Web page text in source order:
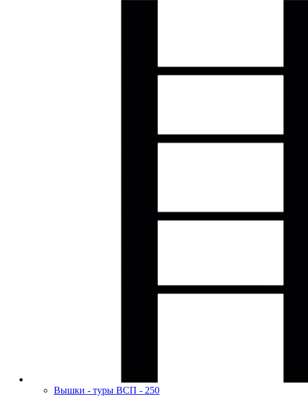
Вышки - туры ВСП - 250